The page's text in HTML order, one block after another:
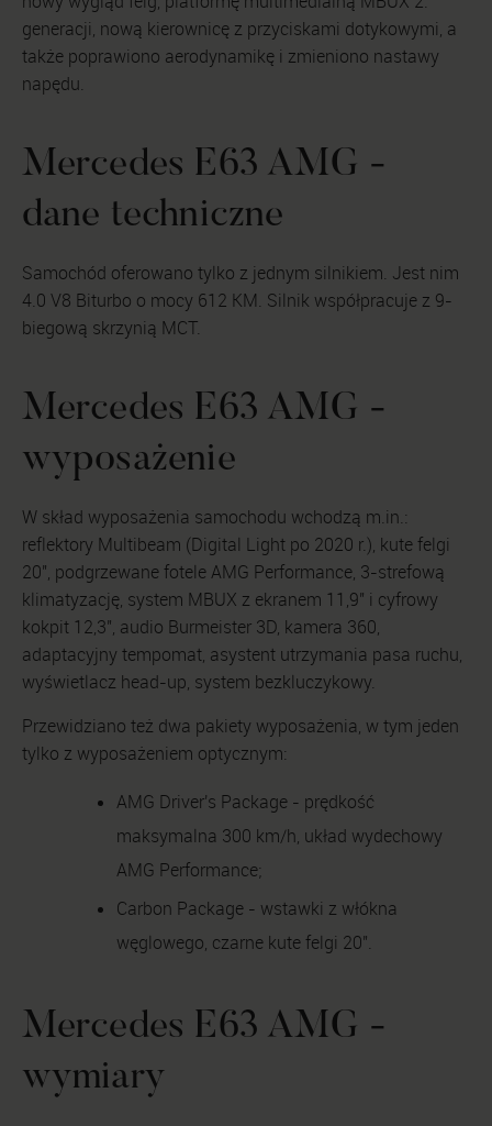
generacji, nową kierownicę z przyciskami dotykowymi, a
także poprawiono aerodynamikę i zmieniono nastawy
napędu.
Mercedes E63 AMG -
dane techniczne
Samochód oferowano tylko z jednym silnikiem. Jest nim
4.0 V8 Biturbo o mocy 612 KM. Silnik współpracuje z 9-
biegową skrzynią MCT.
Mercedes E63 AMG -
wyposażenie
W skład wyposażenia samochodu wchodzą m.in.:
reflektory Multibeam (Digital Light po 2020 r.), kute felgi
20", podgrzewane fotele AMG Performance, 3-strefową
klimatyzację, system MBUX z ekranem 11,9" i cyfrowy
kokpit 12,3", audio Burmeister 3D, kamera 360,
adaptacyjny tempomat, asystent utrzymania pasa ruchu,
wyświetlacz head-up, system bezkluczykowy.
Przewidziano też dwa pakiety wyposażenia, w tym jeden
tylko z wyposażeniem optycznym:
AMG Driver's Package - prędkość
maksymalna 300 km/h, układ wydechowy
AMG Performance;
Carbon Package - wstawki z włókna
węglowego, czarne kute felgi 20".
Mercedes E63 AMG -
wymiary